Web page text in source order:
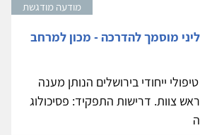
מודעה מודגשת
מוסמך להדרכה - מכון למרחב
ייחודי בירושלים הנותן מענה
צוות. דרישות התפקיד: פסיכולוג